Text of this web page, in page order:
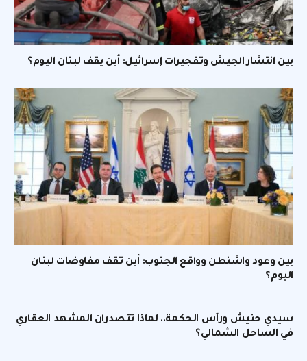
بين انتشار الجيش وتفجيرات إسرائيل: أين يقف لبنان اليوم؟
بين وعود واشنطن وواقع الجنوب: أين تقف مفاوضات لبنان
اليوم؟
سيدي حنيش ورأس الحكمة.. لماذا تتصدران المشهد العقاري
في الساحل الشمالي؟